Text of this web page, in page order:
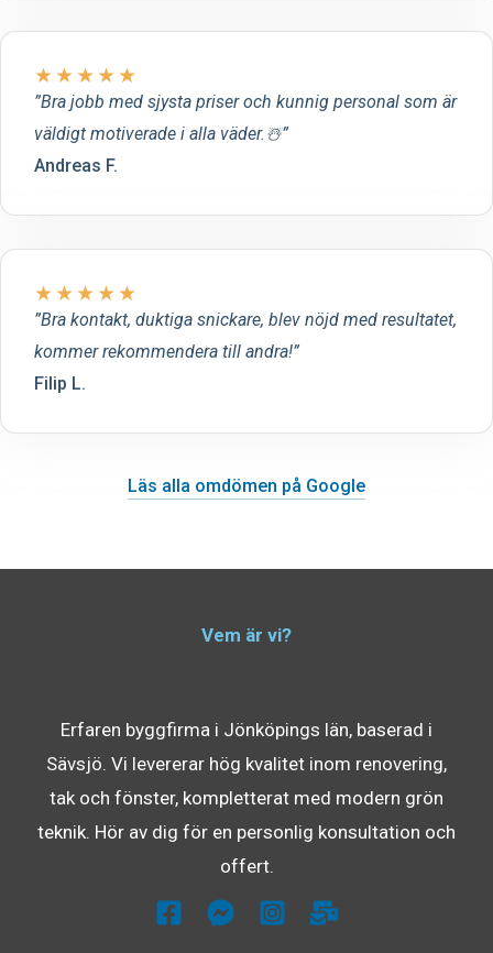
★★★★★
Bra jobb med sjysta priser och kunnig personal som är
väldigt motiverade i alla väder.☃️
Andreas F.
★★★★★
Bra kontakt, duktiga snickare, blev nöjd med resultatet,
kommer rekommendera till andra!
Filip L.
Läs alla omdömen på Google
Vem är vi?
Erfaren byggfirma i Jönköpings län, baserad i
Sävsjö. Vi levererar hög kvalitet inom renovering,
tak och fönster, kompletterat med modern grön
teknik. Hör av dig för en personlig konsultation och
offert.